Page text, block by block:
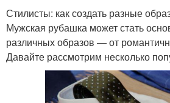
Стилисты: как создать разные
Мужская рубашка может стать
различных образов — от
Давайте рассмотрим несколько